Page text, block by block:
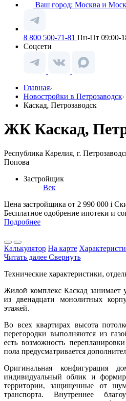
Ваш город: Москва и
8 800 500-71-81 Пн-Пт 09:00-
Соцсети
Главная
Новостройки в Петрозаводск
Каскад, Петрозаводск
ЖК Каскад,
Республика Карелия, г.
Попова
Застройщик
Век
Цена застройщика от 2 990 000 i
Бесплатное одобрение ипотеки и
Подробнее
Калькулятор На карте
Читать далее Свернуть
Технические характеристики,
Жилой комплекс Каскад занимает
из двенадцати монолитных
этажей.
Во всех квартирах высота
перегородки выполняются из
есть возможность
пола предусматривается
Оригинальная конфигурация
индивидуальный облик и
территории, защищенные от
транспорта. Внутреннее